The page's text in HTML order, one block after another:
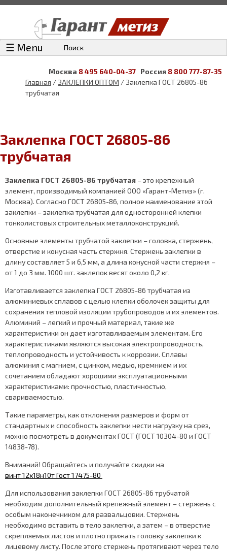
☰ Menu Поиск
Москва 8 495 640-04-37 Россия 8 800 777-87-35
Главная / ЗАКЛЕПКИ ОПТОМ / Заклепка ГОСТ 26805-86
трубчатая
Заклепка ГОСТ 26805-86
трубчатая
Заклепка ГОСТ 26805-86 трубчатая – это крепежный
элемент, производимый компанией ООО «Гарант-Метиз» (г.
Москва). Согласно ГОСТ 26805-86, полное наименование этой
заклепки – заклепка трубчатая для односторонней клепки
тонколистовых строительных металлоконструкций.
Основные элементы трубчатой заклепки – головка, стержень,
отверстие и конусная часть стержня. Стержень заклепки в
длину составляет 5 и 6,5 мм, а длина конусной части стержня –
от 1 до 3 мм. 1000 шт. заклепок весят около 0,2 кг.
Изготавливается заклепка ГОСТ 26805-86 трубчатая из
алюминиевых сплавов с целью клепки оболочек защиты для
сохранения тепловой изоляции трубопроводов и их элементов.
Алюминий – легкий и прочный материал, такие же
характеристики он дает изготавливаемым элементам. Его
характеристиками являются высокая электропроводность,
теплопроводность и устойчивость к коррозии. Сплавы
алюминия с магнием, с цинком, медью, кремнием и их
сочетанием обладают хорошими эксплуатационными
характеристиками: прочностью, пластичностью,
свариваемостью.
Такие параметры, как отклонения размеров и форм от
стандартных и способность заклепки нести нагрузку на срез,
можно посмотреть в документах ГОСТ (ГОСТ 10304-80 и ГОСТ
14838-78).
Вниманий! Обращайтесь и получайте скидки на
винт 12х18н10т Гост 17475-80
Для использования заклепки ГОСТ 26805-86 трубчатой
необходим дополнительный крепежный элемент – стержень с
особым наконечником для развальцовки. Стержень
необходимо вставить в тело заклепки, а затем – в отверстие
скрепляемых листов и плотно прижать головку заклепки к
лицевому листу. После этого стержень протягивают через тело